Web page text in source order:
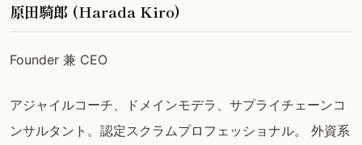
原田騎郎 (Harada Kiro)
Founder 兼 CEO
アジャイルコーチ、ドメインモデラ、サプライチェーンコ
ンサルタント。認定スクラムプロフェッショナル。 外資系